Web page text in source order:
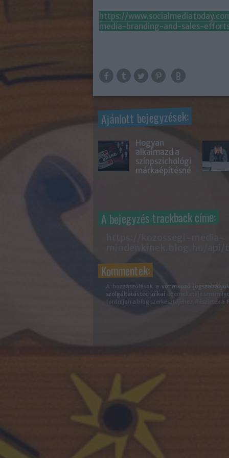
https://
media-branding-and-sales-
Ajánlott bejegyzések:
Hogyan
alkalmazd a
színpszichológiát
márkaépítésnél?
A bejegyzés trackback címe:
https://kozossegi-media-
mindenkinek.blog.hu/
Kommentek:
A hozzászólások a vonatkozó jogszabályok
szolgáltatás technikai üzemeltetője
forduljon a blog szerkesztőjéhez. Részletek a